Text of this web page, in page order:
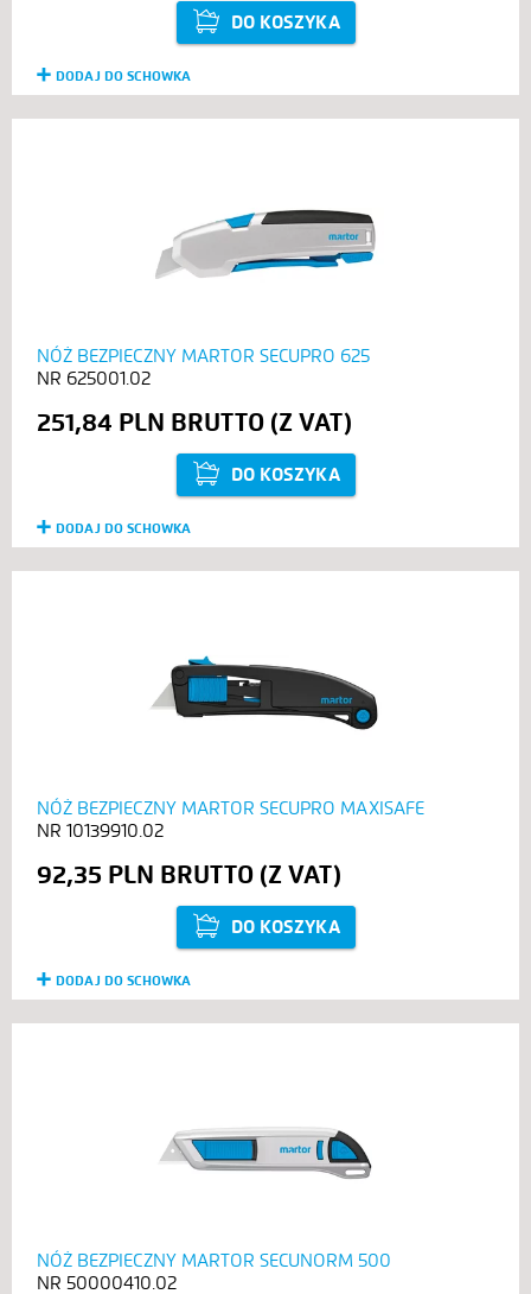
DO KOSZYKA
DODAJ DO SCHOWKA
NÓŻ BEZPIECZNY MARTOR SECUPRO 625
625001.02
251,84 PLN
DO KOSZYKA
DODAJ DO SCHOWKA
NÓŻ BEZPIECZNY MARTOR SECUPRO MAXISAFE
10139910.02
92,35 PLN
DO KOSZYKA
DODAJ DO SCHOWKA
NÓŻ BEZPIECZNY MARTOR SECUNORM 500
50000410.02